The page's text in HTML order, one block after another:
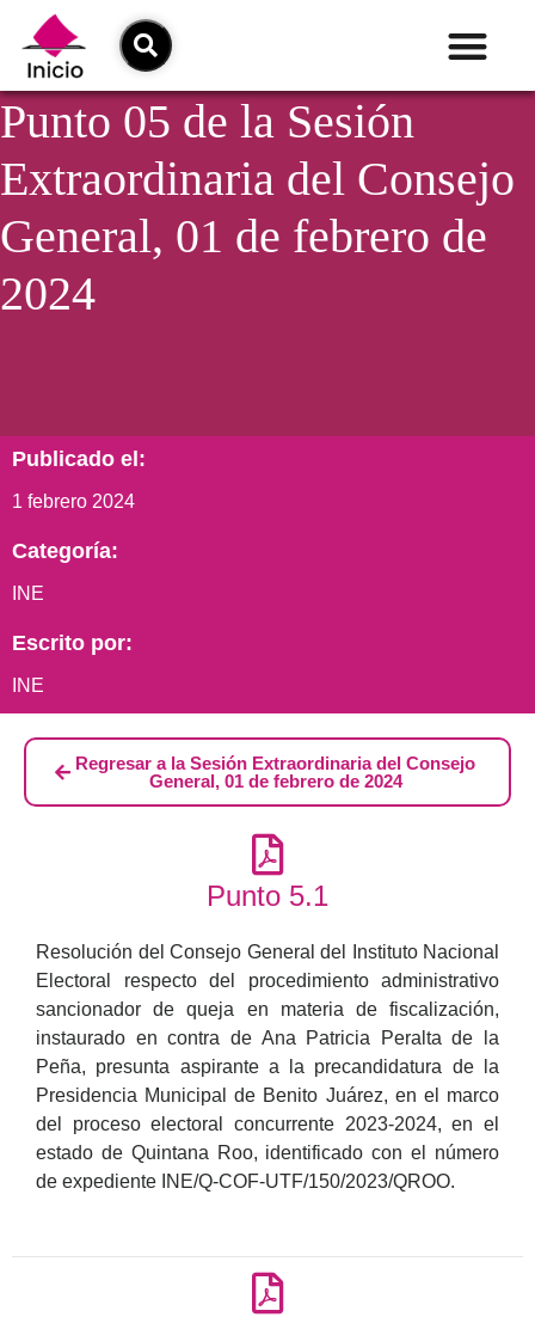
Punto 05 de la Sesión
Extraordinaria del Consejo
General, 01 de febrero de
2024
Publicado el:
1 febrero 2024
Categoría:
INE
Escrito por:
INE
Regresar a la Sesión Extraordinaria del Consejo
General, 01 de febrero de 2024
Punto 5.1
Resolución del Consejo General del Instituto Nacional
Electoral respecto del procedimiento administrativo
sancionador de queja en materia de fiscalización,
instaurado en contra de Ana Patricia Peralta de la
Peña, presunta aspirante a la precandidatura de la
Presidencia Municipal de Benito Juárez, en el marco
del proceso electoral concurrente 2023-2024, en el
estado de Quintana Roo, identificado con el número
de expediente INE/Q-COF-UTF/150/2023/QROO.